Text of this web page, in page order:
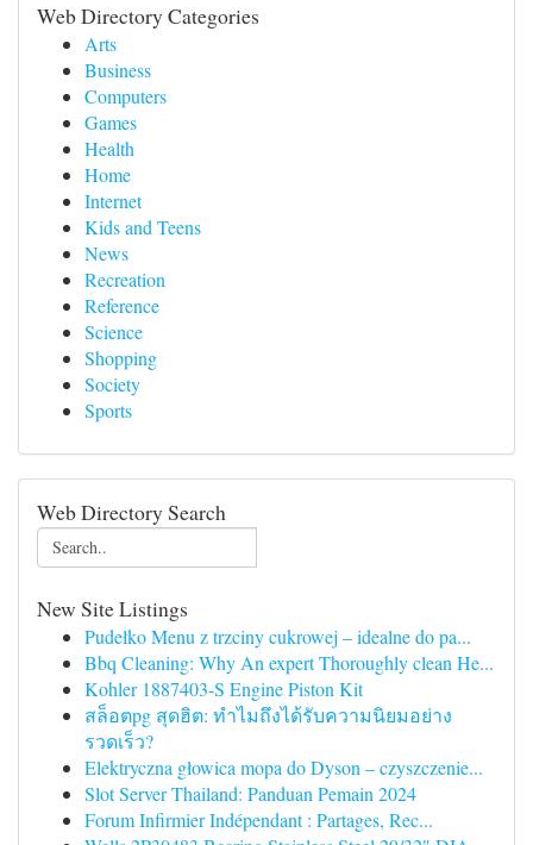
Web Directory Categories
Arts
Business
Computers
Games
Health
Home
Internet
Kids and Teens
News
Recreation
Reference
Science
Shopping
Society
Sports
Web Directory Search
New Site Listings
Pudełko Menu z trzciny cukrowej – idealne do pa...
Bbq Cleaning: Why An expert Thoroughly clean He...
Kohler 1887403-S Engine Piston Kit
สล็อตpg สุดฮิต: ทำไมถึงได้รับความนิยมอย่าง
รวดเร็ว?
Elektryczna głowica mopa do Dyson – czyszczenie...
Slot Server Thailand: Panduan Pemain 2024
Forum Infirmier Indépendant : Partages, Rec...